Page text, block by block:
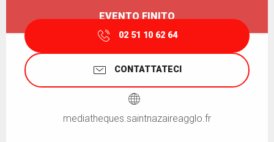
EVENTO FINITO
02 51 10 62 64
CONTATTATECI
mediatheques.saintnazaireagglo.fr